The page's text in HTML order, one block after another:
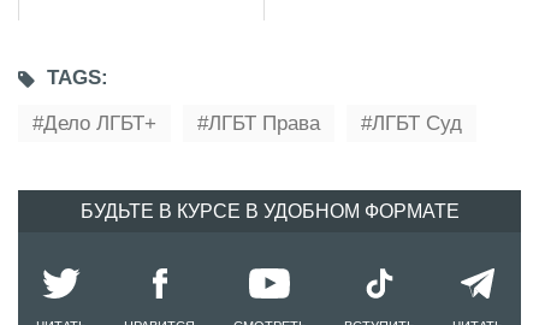
TAGS:
Дело ЛГБТ+
ЛГБТ Права ЛГБТ Суд
БУДЬТЕ В КУРСЕ В УДОБНОМ ФОРМАТЕ